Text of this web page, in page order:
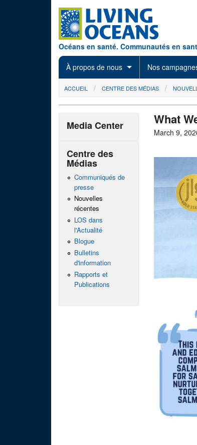
Océans en santé. Communautés en
À propos de nous Nos
You are here
ACCUEIL CENTRE DES MÉDIAS
What
March 9,
Media Center
Centre des
Médias
Communiqués de
presse
Nouvelles
récentes
LOS dans
l'Actualité
Blogue
Bulletins
d'information
Rapports et
Publications